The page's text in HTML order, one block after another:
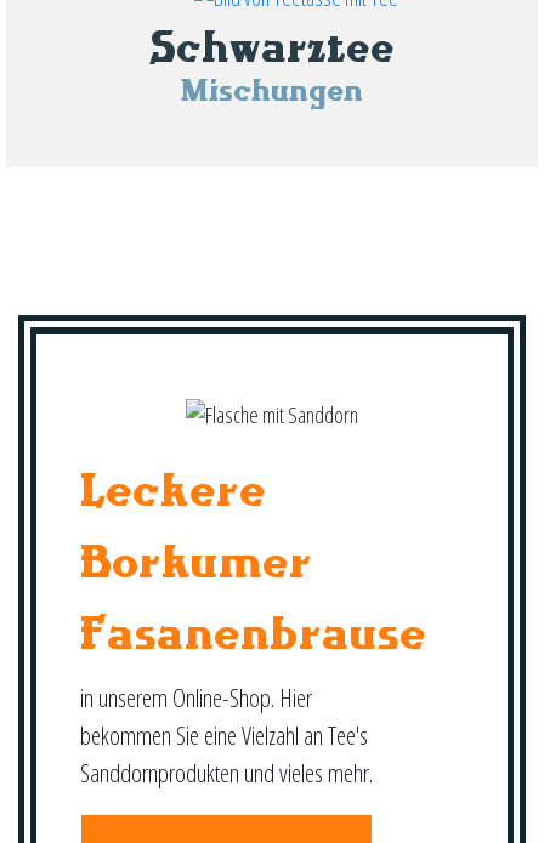
Schwarztee
Mischungen
Leckere
Borkumer
Fasanenbrause
in unserem Online-Shop. Hier
bekommen Sie eine Vielzahl an Tee's
Sanddornprodukten und vieles mehr.